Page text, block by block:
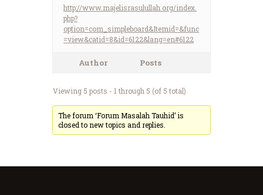
http://www.majelisrasulullah.org/index.
php?
option=com_simpleboard&Itemid=&func
=view&catid=8&id=6122&lang=en#6122
Author Posts
Viewing 5 posts - 1 through 5 (of 5 total)
The forum ‘Forum Masalah Tauhid’ is
closed to new topics and replies.